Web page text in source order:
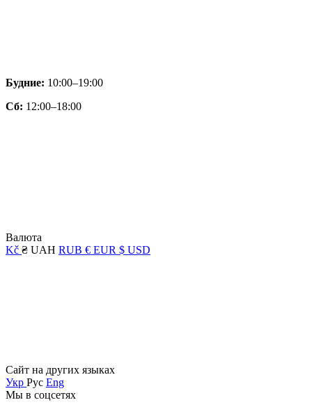
Будние: 10:00–19:00
Сб: 12:00–18:00
Валюта
Kč ₴ UAH RUB € EUR $ USD
Сайт на других языках
Укр Рус Eng
Мы в соцсетях